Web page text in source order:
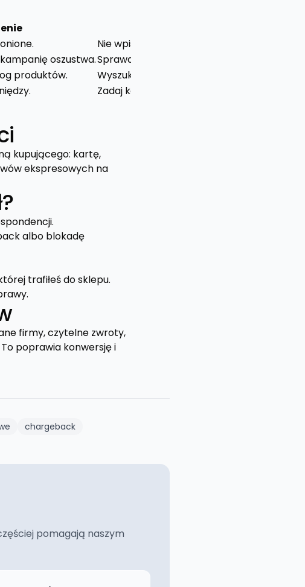
Nie wpisuj danych karty ani hasła.
oszustwa.Sprawdź historię domeny i opinie poza
produktów.
Wyszukaj zdjęcie produktu w Google Lens
Zadaj konkretne pytanie przed zakupem.
kupującego: kartę,
ekspresowych na
albo blokadę
trafiłeś do sklepu.
firmy, czytelne zwroty,
poprawia konwersję i
chargeback
pomagają naszym